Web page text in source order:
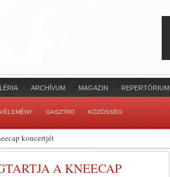
ARCHÍVUM MAGAZIN REPERTÓRIUM
VÉLEMÉNY GASZTRO KÖZÖSSÉG
koncertjét
A KNEECAP